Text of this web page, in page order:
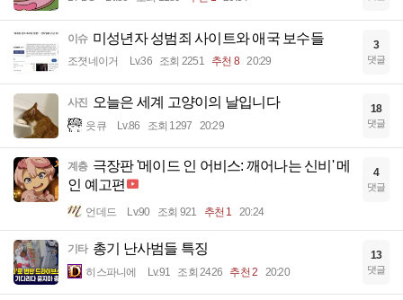
이슈 미성년자 성범죄 사이트와 애국 보수들
조졋네이거 Lv.36 조회 2251 추천 8 20:29
3
댓글
사진 오늘은 세계 고양이의 날입니다
읏큐 Lv.86 조회 1297 20:29
18
댓글
계층 극장판 '메이드 인 어비스: 깨어나는 신비' 메
인 예고편
언데드 Lv.90 조회 921 추천 1 20:24
4
댓글
기타 총기 난사범들 특징
히스파니에 Lv.91 조회 2426 추천 2 20:20
13
댓글